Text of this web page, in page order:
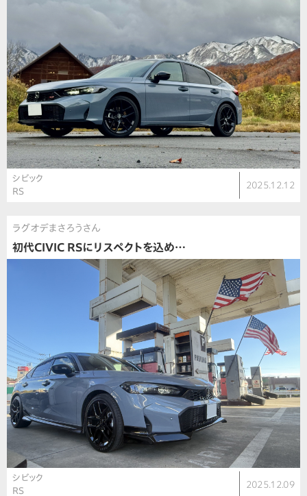
シビック
RS
2025.12.12
ラグオデまさろうさん
初代CIVIC RSにリスペクトを込め…
シビック
RS
2025.12.09